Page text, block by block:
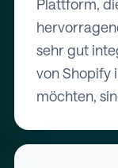
Plattform,
sehr gut
von Shopify
möchten,